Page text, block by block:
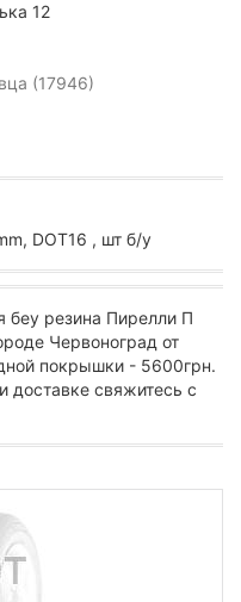
12
(17946)
DOT16 , шт б/у
беу резина Пирелли П
Червоноград от
покрышки - 5600грн.
доставке свяжитесь с